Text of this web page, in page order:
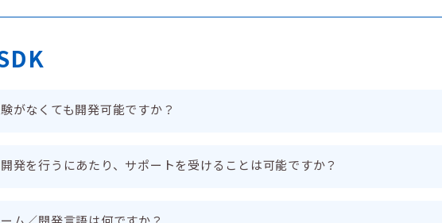
がなくても開発可能ですか？
発を行うにあたり、サポートを受けることは可能ですか？